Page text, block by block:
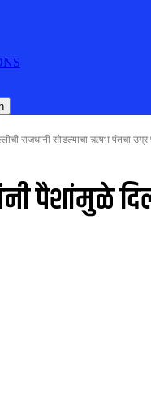
राजधानी सोडल्याचा ऋषभ पंतचा उग्र
पैशांमुळे